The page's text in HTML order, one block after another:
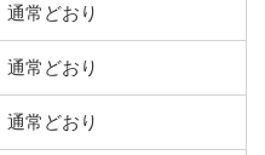
通常どおり
通常どおり
通常どおり